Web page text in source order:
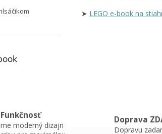
➤ LEGO e-book na
moderný dizajn
Doprava
Dopravu